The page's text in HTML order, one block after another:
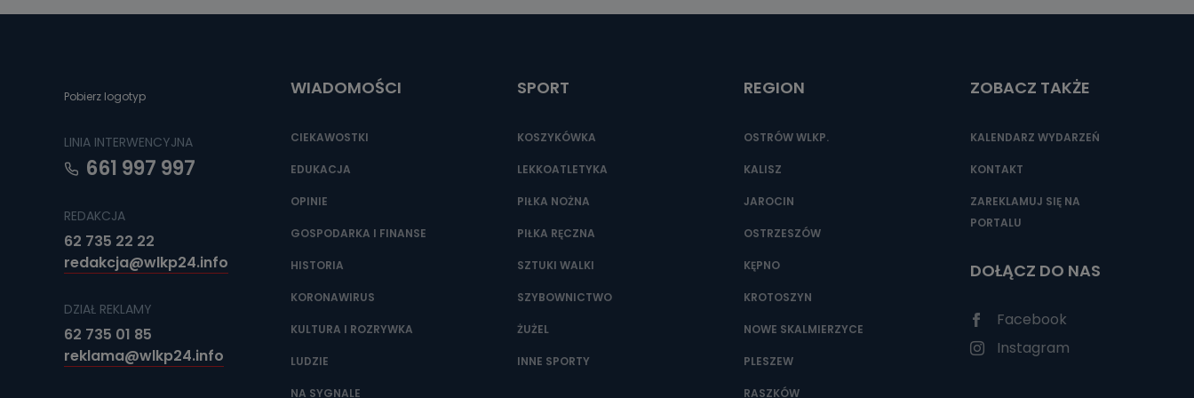
Można to zrobić pod numerem telefonu 62 735-51-05 lub e-mailowo pod adresem:
Pobierz logotyp
LINIA INTERWENCYJNA
661 997 997
REDAKCJA
62 735 22 22
redakcja@wlkp24.info
DZIAŁ REKLAMY
62 735 01 85
reklama@wlkp24.info
WIADOMOŚCI
CIEKAWOSTKI
EDUKACJA
OPINIE
GOSPODARKA I FINANSE
HISTORIA
KORONAWIRUS
KULTURA I ROZRYWKA
LUDZIE
NA SYGNALE
SPORT
KOSZYKÓWKA
LEKKOATLETYKA
PIŁKA NOŻNA
PIŁKA RĘCZNA
SZTUKI WALKI
SZYBOWNICTWO
ŻUŻEL
INNE SPORTY
REGION
OSTRÓW WLKP.
KALISZ
JAROCIN
OSTRZESZÓW
KĘPNO
KROTOSZYN
NOWE SKALMIERZYCE
PLESZEW
RASZKÓW
ZOBACZ TAKŻE
KALENDARZ WYDARZEŃ
KONTAKT
ZAREKLAMUJ SIĘ NA
PORTALU
DOŁĄCZ DO NAS
Facebook
Instagram